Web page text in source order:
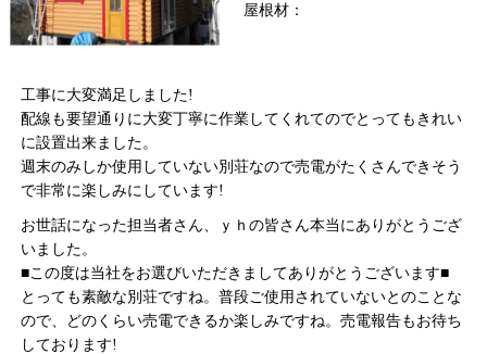
屋根材：
工事に大変満足しました!
配線も要望通りに大変丁寧に作業してくれてのでとってもきれい
に設置出来ました。
週末のみしか使用していない別荘なので売電がたくさんできそう
で非常に楽しみにしています!
お世話になった担当者さん、ｙｈの皆さん本当にありがとうござ
いました。
■この度は当社をお選びいただきましてありがとうございます■
とっても素敵な別荘ですね。普段ご使用されていないとのことな
ので、どのくらい売電できるか楽しみですね。売電報告もお待ち
しております!